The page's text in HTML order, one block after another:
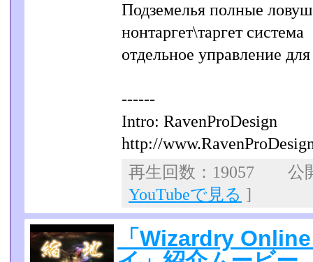
Подземелья полные
нонтаргет\таргет система
отдельное управление
------
Intro: RavenProDesign
http://
再生回数：19057 公
YouTubeで見る ]
「Wizardry